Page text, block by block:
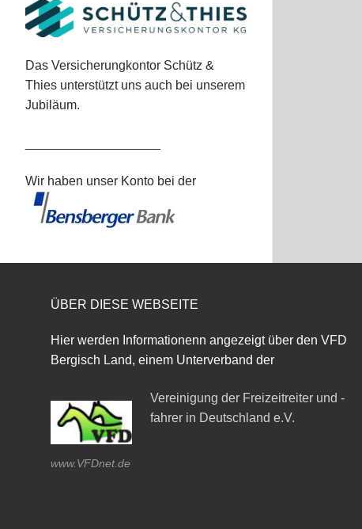
Das Versicherungkontor Schütz &
Thies unterstützt uns auch bei unserem
Jubiläum.
Wir haben unser Konto bei der
ÜBER DIESE WEBSEITE
Hier werden Informationenn angezeigt über den VFD
Bergisch Land, einem Unterverband der
www.VFDnet.de
Vereinigung der Freizeitreiter und -
fahrer in Deutschland e.V.